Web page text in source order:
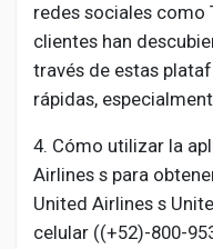
redes sociales como
clientes han
través de estas
rápidas,
4. Cómo utilizar la
Airlines s para
United Airlines s
celular ((+52)-800-